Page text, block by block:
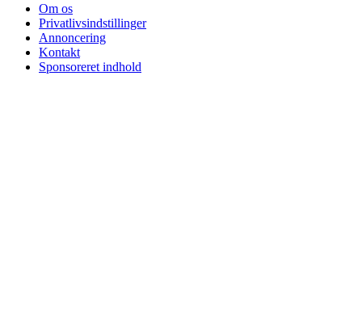
Om os
Privatlivsindstillinger
Annoncering
Kontakt
Sponsoreret indhold